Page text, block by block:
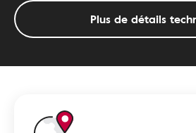
Plus de détails